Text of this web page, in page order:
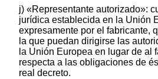
j) «Representante autorizado»:
jurídica establecida en la Unión
expresamente por el fabricante,
la que puedan dirigirse las
la Unión Europea en lugar de al
respecta a las obligaciones de
real decreto.